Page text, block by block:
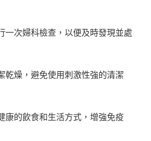
一次婦科檢查，以便及時發現並處
乾燥，避免使用刺激性強的清潔
康的飲食和生活方式，增強免疫